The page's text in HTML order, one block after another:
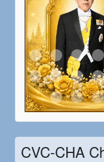
Item 1Item 2Item 3
Item 11Item 12Item
Item 21Item
CVC-CHA